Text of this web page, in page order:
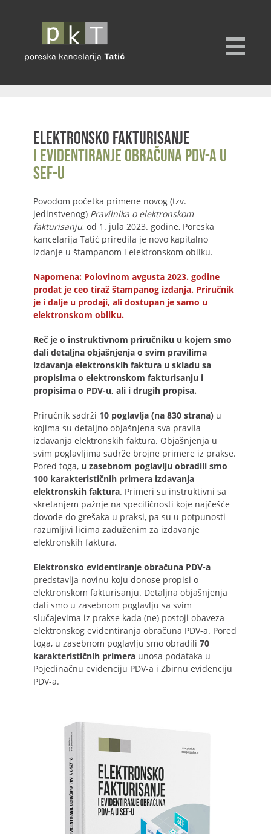
Elektronsko fakturisanje
i evidentiranje obračuna PDV-a u
SEF-u
Povodom početka primene novog (tzv.
jedinstvenog) Pravilnika o elektronskom
fakturisanju, od 1. jula 2023. godine, Poreska
kancelarija Tatić priredila je novo kapitalno
izdanje u štampanom i elektronskom obliku.
Napomena: Polovinom avgusta 2023. godine
prodat je ceo tiraž štampanog izdanja. Priručnik
je i dalje u prodaji, ali dostupan je samo u
elektronskom obliku.
Reč je o instruktivnom priručniku u kojem smo
dali detaljna objašnjenja o svim pravilima
izdavanja elektronskih faktura u skladu sa
propisima o elektronskom fakturisanju i
propisima o PDV-u, ali i drugih propisa.
Priručnik sadrži 10 poglavlja (na 830 strana) u
kojima su detaljno objašnjena sva pravila
izdavanja elektronskih faktura. Objašnjenja u
svim poglavljima sadrže brojne primere iz prakse.
Pored toga, u zasebnom poglavlju obradili smo
100 karakterističnih primera izdavanja
elektronskih faktura. Primeri su instruktivni sa
skretanjem pažnje na specifičnosti koje najčešće
dovode do grešaka u praksi, pa su u potpunosti
razumljivi licima zaduženim za izdavanje
elektronskih faktura.
Elektronsko evidentiranje obračuna PDV-a
predstavlja novinu koju donose propisi o
elektronskom fakturisanju. Detaljna objašnjenja
dali smo u zasebnom poglavlju sa svim
slučajevima iz prakse kada (ne) postoji obaveza
elektronskog evidentiranja obračuna PDV-a. Pored
toga, u zasebnom poglavlju smo obradili 70
karakterističnih primera unosa podataka u
Pojedinačnu evidenciju PDV-a i Zbirnu evidenciju
PDV-a.